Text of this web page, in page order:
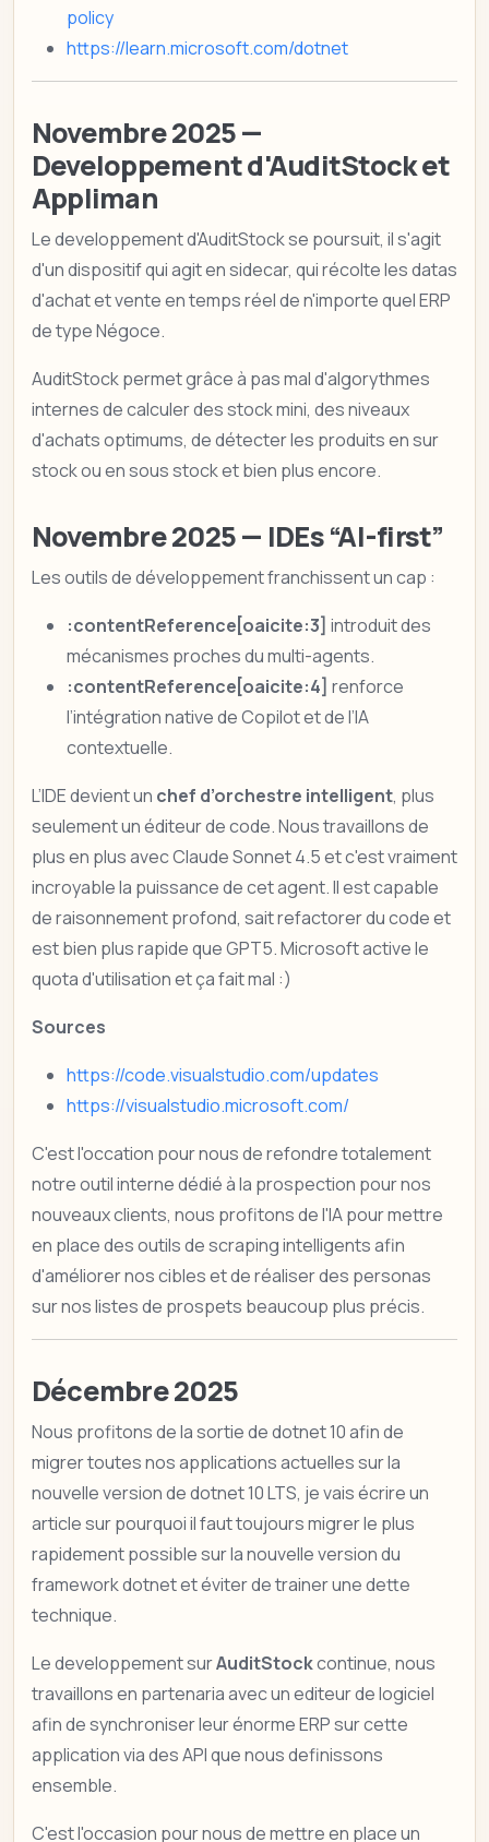
policy
https://learn.microsoft.com/dotnet
Novembre 2025 —
Developpement d'AuditStock et
Appliman
Le developpement d'AuditStock se poursuit, il s'agit
d'un dispositif qui agit en sidecar, qui récolte les datas
d'achat et vente en temps réel de n'importe quel ERP
de type Négoce.
AuditStock permet grâce à pas mal d'algorythmes
internes de calculer des stock mini, des niveaux
d'achats optimums, de détecter les produits en sur
stock ou en sous stock et bien plus encore.
Novembre 2025 — IDEs “AI-first”
Les outils de développement franchissent un cap :
:contentReference[oaicite:3] introduit des
mécanismes proches du multi-agents.
:contentReference[oaicite:4] renforce
l’intégration native de Copilot et de l’IA
contextuelle.
L’IDE devient un chef d’orchestre intelligent, plus
seulement un éditeur de code. Nous travaillons de
plus en plus avec Claude Sonnet 4.5 et c'est vraiment
incroyable la puissance de cet agent. Il est capable
de raisonnement profond, sait refactorer du code et
est bien plus rapide que GPT5. Microsoft active le
quota d'utilisation et ça fait mal :)
Sources
https://code.visualstudio.com/updates
https://visualstudio.microsoft.com/
C'est l'occation pour nous de refondre totalement
notre outil interne dédié à la prospection pour nos
nouveaux clients, nous profitons de l'IA pour mettre
en place des outils de scraping intelligents afin
d'améliorer nos cibles et de réaliser des personas
sur nos listes de prospets beaucoup plus précis.
Décembre 2025
Nous profitons de la sortie de dotnet 10 afin de
migrer toutes nos applications actuelles sur la
nouvelle version de dotnet 10 LTS, je vais écrire un
article sur pourquoi il faut toujours migrer le plus
rapidement possible sur la nouvelle version du
framework dotnet et éviter de trainer une dette
technique.
Le developpement surAuditStockcontinue, nous
travaillons en partenaria avec un editeur de logiciel
afin de synchroniser leur énorme ERP sur cette
application via des API que nous definissons
ensemble.
C'est l'occasion pour nous de mettre en place un